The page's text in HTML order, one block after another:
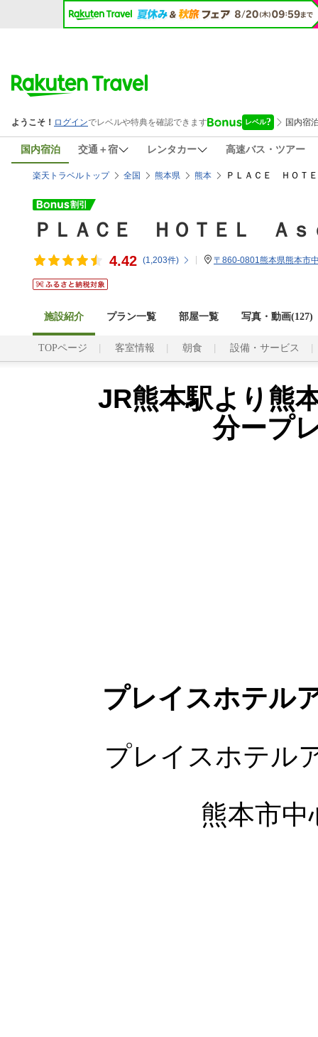
国内宿泊 交通＋宿 レンタカー 高速バス・ツアー
楽天トラベルトップ 全国 熊本県 熊本 ＰＬＡＣＥ ＨＯＴ
ＰＬＡＣＥ ＨＯＴＥＬ Ａｓ
4.42 (1,203件) 〒860-0801熊本県熊本市
施設紹介 プラン一覧 部屋一覧 写真・動画(127)
TOPページ 客室情報 朝食 設備・サービス
JR熊本駅より熊
分ープ
プレイスホテル
プレイスホテル
熊本市